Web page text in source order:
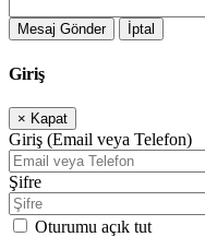
Mesaj Gönder İptal
Giriş
× Kapat
Giriş (Email veya Telefon)
Şifre
Oturumu açık tut